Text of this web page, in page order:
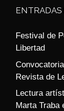
Festival de
Libertad
Revista de
Lectura
Marta Traba